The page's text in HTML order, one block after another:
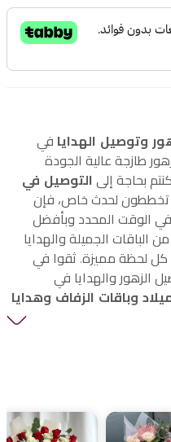
وتوصيل الهدايا في
طازجة عالية الجودة
بحاجة إلى التوصيل في
تخططون لحدث خاص، فإن
الوقت المحدد وبأفضل
الباقات الجميلة والهدايا
كل لحظة مميزة. ثقوا في
الزهور والهدايا في
وباقات الزفاف وهدايا